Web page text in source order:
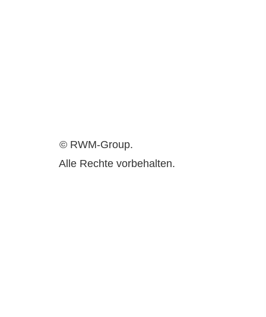
© RWM-Group.
Alle Rechte vorbehalten.